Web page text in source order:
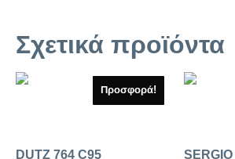
Σχετικά προϊόντα
Προσφορά!
DUTZ 764 C95